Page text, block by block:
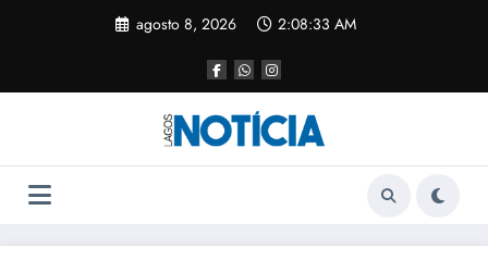
agosto 8, 2026 2:08:34 AM